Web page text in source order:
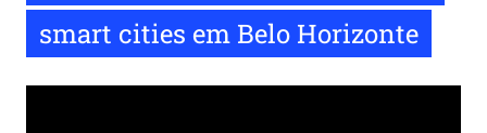
smart cities em Belo Horizonte